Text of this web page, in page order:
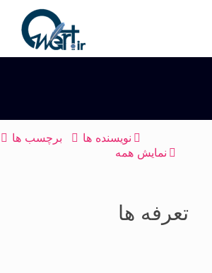
برچسب ها
نویسنده ها
نمایش همه
تعرفه ها